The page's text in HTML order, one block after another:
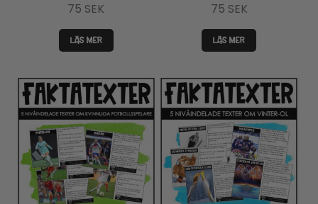
75 SEK
LÄS MER
75 SEK
LÄS MER